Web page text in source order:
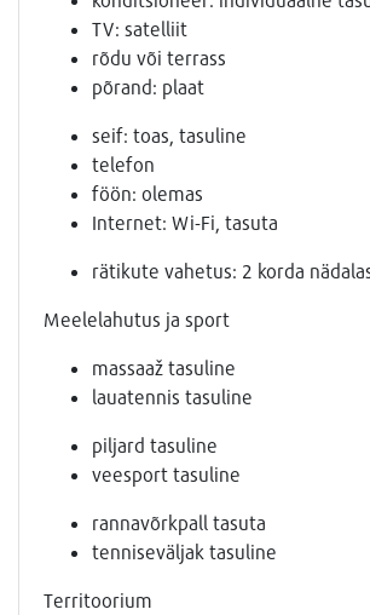
TV: satelliit
rõdu või terrass
põrand: plaat
seif: toas, tasuline
telefon
föön: olemas
Internet: Wi-Fi, tasuta
rätikute vahetus: 2 korda
Meelelahutus ja sport
massaaž tasuline
lauatennis tasuline
piljard tasuline
veesport tasuline
rannavõrkpall tasuta
tenniseväljak tasuline
Territoorium